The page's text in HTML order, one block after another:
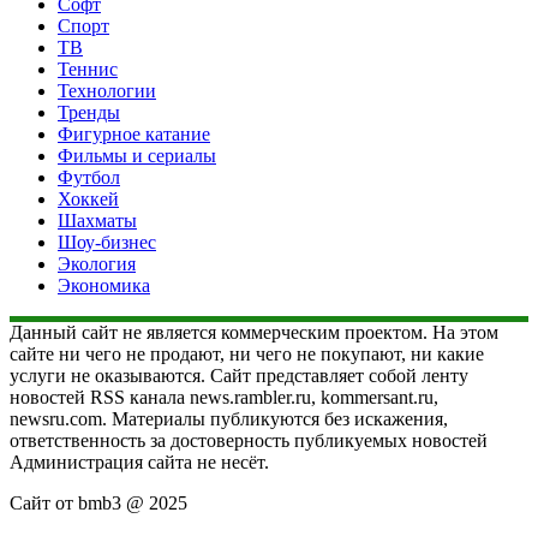
Спорт
ТВ
Теннис
Технологии
Тренды
Фигурное катание
Фильмы и сериалы
Футбол
Хоккей
Шахматы
Шоу-бизнес
Экология
Экономика
Данный сайт не является коммерческим проектом. На этом
сайте ни чего не продают, ни чего не покупают, ни какие
услуги не оказываются. Сайт представляет собой ленту
новостей RSS канала news.rambler.ru, kommersant.ru,
newsru.com. Материалы публикуются без искажения,
ответственность за достоверность публикуемых новостей
Администрация сайта не несёт.
Сайт от bmb3 @ 2025